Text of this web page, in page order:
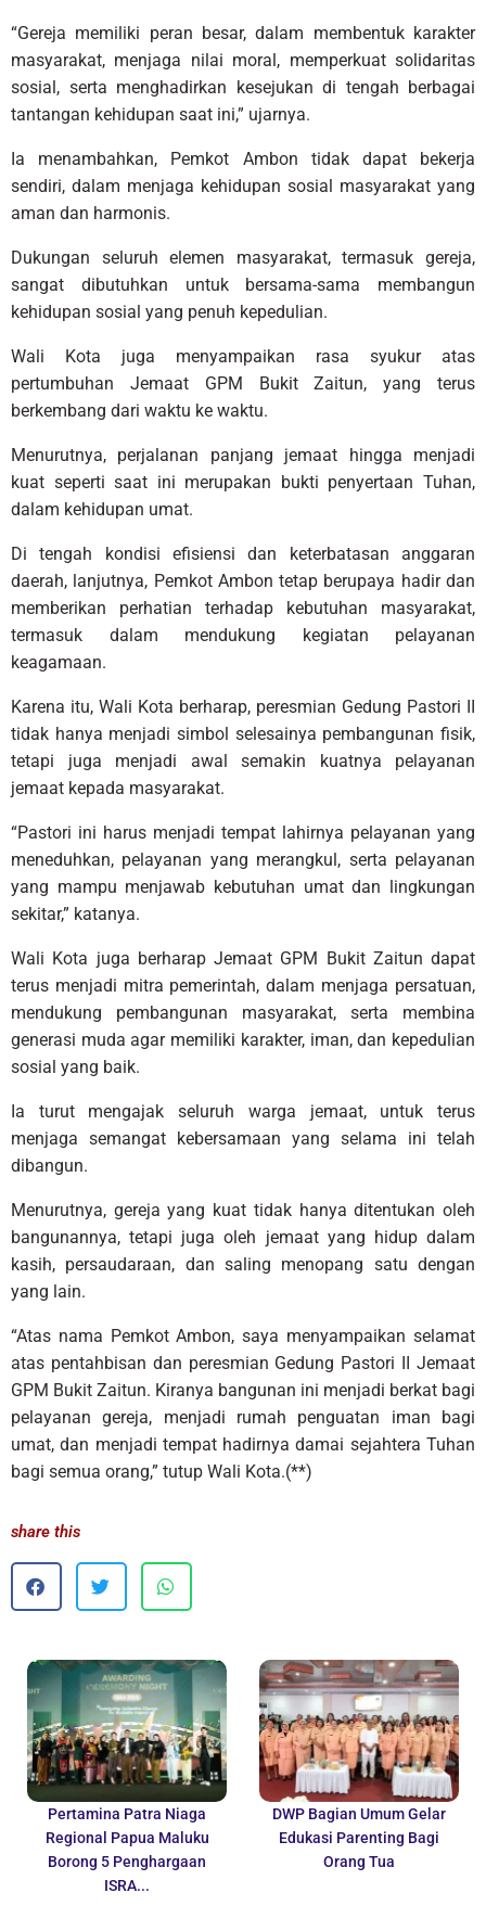
“Gereja memiliki peran besar, dalam membentuk karakter
masyarakat, menjaga nilai moral, memperkuat solidaritas
sosial, serta menghadirkan kesejukan di tengah berbagai
tantangan kehidupan saat ini,” ujarnya.
Ia menambahkan, Pemkot Ambon tidak dapat bekerja
sendiri, dalam menjaga kehidupan sosial masyarakat yang
aman dan harmonis.
Dukungan seluruh elemen masyarakat, termasuk gereja,
sangat dibutuhkan untuk bersama-sama membangun
kehidupan sosial yang penuh kepedulian.
Wali Kota juga menyampaikan rasa syukur atas
pertumbuhan Jemaat GPM Bukit Zaitun, yang terus
berkembang dari waktu ke waktu.
Menurutnya, perjalanan panjang jemaat hingga menjadi
kuat seperti saat ini merupakan bukti penyertaan Tuhan,
dalam kehidupan umat.
Di tengah kondisi efisiensi dan keterbatasan anggaran
daerah, lanjutnya, Pemkot Ambon tetap berupaya hadir dan
memberikan perhatian terhadap kebutuhan masyarakat,
termasuk dalam mendukung kegiatan pelayanan
keagamaan.
Karena itu, Wali Kota berharap, peresmian Gedung Pastori II
tidak hanya menjadi simbol selesainya pembangunan fisik,
tetapi juga menjadi awal semakin kuatnya pelayanan
jemaat kepada masyarakat.
“Pastori ini harus menjadi tempat lahirnya pelayanan yang
meneduhkan, pelayanan yang merangkul, serta pelayanan
yang mampu menjawab kebutuhan umat dan lingkungan
sekitar,” katanya.
Wali Kota juga berharap Jemaat GPM Bukit Zaitun dapat
terus menjadi mitra pemerintah, dalam menjaga persatuan,
mendukung pembangunan masyarakat, serta membina
generasi muda agar memiliki karakter, iman, dan kepedulian
sosial yang baik.
Ia turut mengajak seluruh warga jemaat, untuk terus
menjaga semangat kebersamaan yang selama ini telah
dibangun.
Menurutnya, gereja yang kuat tidak hanya ditentukan oleh
bangunannya, tetapi juga oleh jemaat yang hidup dalam
kasih, persaudaraan, dan saling menopang satu dengan
yang lain.
“Atas nama Pemkot Ambon, saya menyampaikan selamat
atas pentahbisan dan peresmian Gedung Pastori II Jemaat
GPM Bukit Zaitun. Kiranya bangunan ini menjadi berkat bagi
pelayanan gereja, menjadi rumah penguatan iman bagi
umat, dan menjadi tempat hadirnya damai sejahtera Tuhan
bagi semua orang,” tutup Wali Kota.(**)
share this
Pertamina Patra Niaga
Regional Papua Maluku
Borong 5 Penghargaan
ISRA...
DWP Bagian Umum Gelar
Edukasi Parenting Bagi
Orang Tua